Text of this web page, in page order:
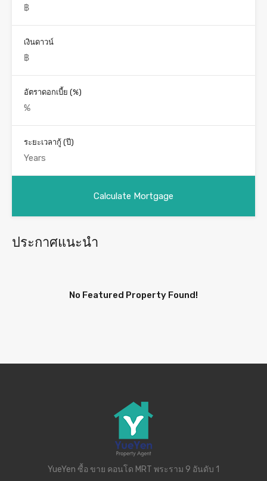
เงินดาวน์
อัตราดอกเบี้ย (%)
ระยะเวลากู้ (ปี)
ประกาศแนะนำ
No Featured Property Found!
YueYen ซื้อ ขาย คอนโด MRT พระราม 9 อันดับ 1